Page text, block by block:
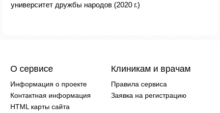
университет дружбы народов (2020 г.)
О сервисе
Информация о проекте
Контактная информация
HTML карты сайта
Клиникам и врачам
Правила сервиса
Заявка на регистрацию